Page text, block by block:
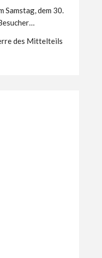
Samstag, dem 30.
des Mittelteils